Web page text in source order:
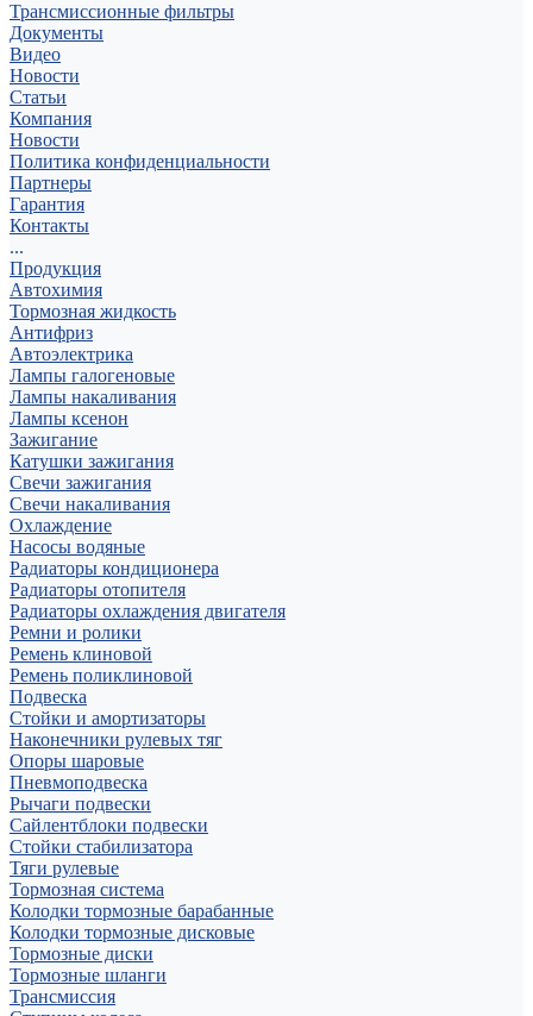
Трансмиссионные фильтры
Документы
Видео
Новости
Статьи
Компания
Новости
Политика конфиденциальности
Партнеры
Гарантия
Контакты
...
Продукция
Автохимия
Тормозная жидкость
Антифриз
Автоэлектрика
Лампы галогеновые
Лампы накаливания
Лампы ксенон
Зажигание
Катушки зажигания
Свечи зажигания
Свечи накаливания
Охлаждение
Насосы водяные
Радиаторы кондиционера
Радиаторы отопителя
Радиаторы охлаждения двигателя
Ремни и ролики
Ремень клиновой
Ремень поликлиновой
Подвеска
Стойки и амортизаторы
Наконечники рулевых тяг
Опоры шаровые
Пневмоподвеска
Рычаги подвески
Сайлентблоки подвески
Стойки стабилизатора
Тяги рулевые
Тормозная система
Колодки тормозные барабанные
Колодки тормозные дисковые
Тормозные диски
Тормозные шланги
Трансмиссия